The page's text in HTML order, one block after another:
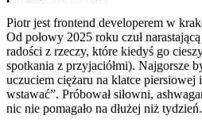
Piotr jest frontend developerem w
Od połowy 2025 roku czuł
radości z rzeczy, które kiedyś go
spotkania z przyjaciółmi). Najgorsze
uczuciem ciężaru na klatce
wstawać”. Próbował siłowni,
nic nie pomagało na dłużej niż tydzień.